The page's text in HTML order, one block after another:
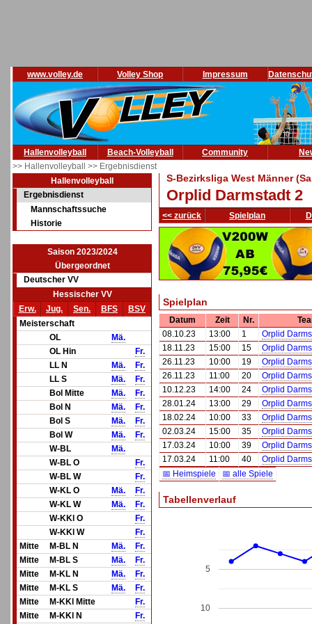
www.volley.de Volley Shop Impressum
Hallenvolleyball Beach-Volleyball Community
>> Hallenvolleyball >> Ergebnisdienst
Hallenvolleyball
Ergebnisdienst
Mannschaftssuche
Historie
Saison 2023/2024
Übergeordnet
Deutscher VV
Hessischer VV
Erw.
Jug. Sen. BFS
BSV
Meisterschaft
OL
Mä.
OL Hin
Fr.
LL N
Mä.
Fr.
LL S
Mä.
Fr.
Bol Mitte
Mä.
Fr.
Bol N
Mä.
Fr.
Bol S
Mä.
Fr.
Bol W
Mä.
Fr.
W-BL
Mä.
W-BL O
Fr.
W-BL W
Fr.
W-KL O
Mä.
Fr.
W-KL W
Mä.
Fr.
W-KKl O
Fr.
W-KKl W
Fr.
Mitte
M-BL N Mä.
Fr.
Mitte
M-BL S Mä.
Fr.
Mitte
M-KL N Mä.
Fr.
Mitte
M-KL S Mä.
Fr.
Mitte
M-KKl Mitte
Fr.
Mitte
M-KKl N
Fr.
S-Bezirksliga West Männer
Orplid Darmstadt 2
<< zurück Spielplan
Spielplan
Datum Zeit Nr.
08.10.23
13:00 1
Orplid
18.11.23
15:00 15
Orplid
26.11.23
10:00 19
Orplid
26.11.23
11:00 20
Orplid
10.12.23
14:00 24
Orplid
28.01.24
13:00 29
Orplid
18.02.24
10:00 33
Orplid
02.03.24
15:00 35
Orplid
17.03.24
10:00 39
Orplid
17.03.24
11:00 40
Orplid
📅 Heimspiele
📅 alle Spiele
Tabellenverlauf
5
10